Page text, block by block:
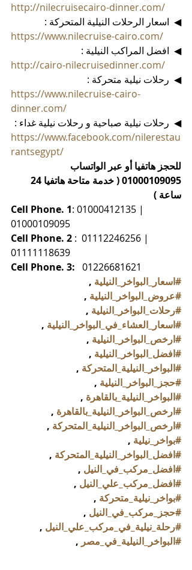
http://nilecruisecairo-dinner.com/
◀  اسعار الرحلات النيلية المتحركة :
https://www.nilecruise-cairo.com/
◀  افضل المراكب النيلية :
http://cairo-nilecruisedinner.com/
◀  رحلات نيلية متحركة :
https://www.nilecruise-cairo-
dinner.com/
◀  رحلات نيلية صباحية و رحلات نيلية غداء :
https://www.facebook.com/nilerestau
rantsegypt/
للحجز هاتفيا أو عبر الواتساب
ساعة )
Cell Phone. 1: 01000412135 |
01000109095
Cell Phone. 2 :  01112246256 |
01111118639
Cell Phone. 3:
   01226681621
#اسعار_البواخر_النيلية ,
#عروض_البواخر_النيلية ,
#رحلات_البواخر_النيلية ,
#اسعار_العشاء_في_البواخر_النيلية ,
#ارخص_البواخر_النيلية ,
#افضل_البواخر_النيلية ,
#البواخر_النيلية_المتحركة ,
#حجز_البواخر_النيلية ,
#البواخر_النيلية_بالقاهرة ,
#ارخص_البواخر_النيلية_بالقاهرة ,
#ارخص_البواخر_النيلية_المتحركة ,
#بواخر_نيلية ,
#افضل_البواخر_النيلية_المتحركة ,
#افضل_مركب_في_النيل ,
#افضل_مركب_علي_النيل ,
#بواخر_نيلية_متحركة ,
#حجز_مركب_في_النيل ,
#رحلة_نيلية_في_مركب_علي_النيل ,
#البواخر_النيلية_في_مصر ,